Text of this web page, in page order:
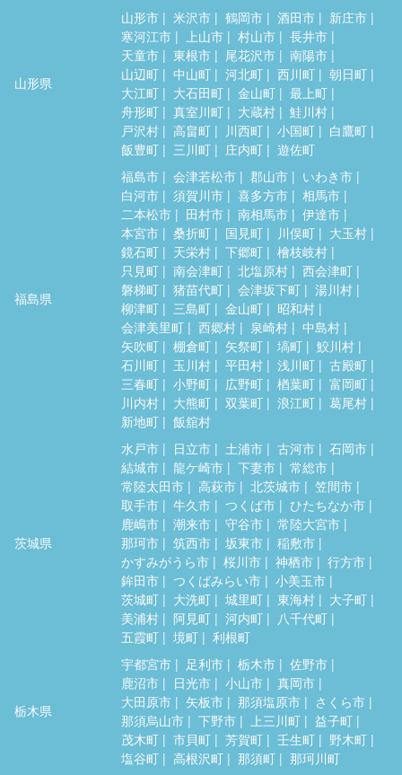
山形県
山形市 米沢市 鶴岡市 酒田市
新庄市
寒河江市
上山市 村山市
長井市
天童市
東根市 尾花沢市
南陽市
山辺町
中山町 河北町 西川町
朝日町
大江町
大石田町 金山町
最上町
舟形町
真室川町 大蔵村
鮭川村
戸沢村
高畠町 川西町 小国町
白鷹町
飯豊町
三川町 庄内町 遊佐町
福島県
福島市 会津若松市 郡山市
いわき市
白河市
須賀川市 喜多方市
相馬市
二本松市
田村市 南相馬市
伊達市
本宮市
桑折町 国見町 川俣町
大玉村
鏡石町
天栄村 下郷町
檜枝岐村
只見町
南会津町 北塩原村
西会津町
磐梯町
猪苗代町 会津坂下町
湯川村
柳津町
三島町 金山町
昭和村
会津美里町
西郷村 泉崎村
中島村
矢吹町
棚倉町 矢祭町 塙町
鮫川村
石川町
玉川村 平田村 浅川町
古殿町
三春町
小野町 広野町 楢葉町
富岡町
川内村
大熊町 双葉町 浪江町
葛尾村
新地町
飯舘村
茨城県
水戸市 日立市 土浦市 古河市
石岡市
結城市
龍ケ崎市 下妻市
常総市
常陸太田市
高萩市 北茨城市
笠間市
取手市
牛久市 つくば市
ひたちなか市
鹿嶋市
潮来市 守谷市
常陸大宮市
那珂市
筑西市 坂東市
稲敷市
かすみがうら市
桜川市 神栖市
行方市
鉾田市
つくばみらい市
小美玉市
茨城町
大洗町 城里町 東海村
大子町
美浦村
阿見町 河内町
八千代町
五霞町
境町 利根町
栃木県
宇都宮市 足利市 栃木市
佐野市
鹿沼市
日光市 小山市
真岡市
大田原市
矢板市 那須塩原市
さくら市
那須烏山市
下野市 上三川町
益子町
茂木町
市貝町 芳賀町 壬生町
野木町
塩谷町
高根沢町 那須町 那珂川町